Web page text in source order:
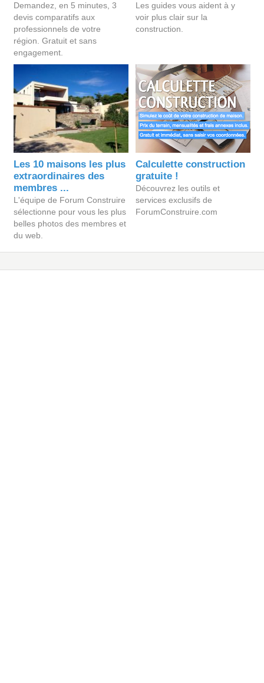
Demandez, en 5 minutes, 3
devis comparatifs aux
professionnels de votre
région. Gratuit et sans
engagement.
Les guides vous aident à y
voir plus clair sur la
construction.
Les 10 maisons les plus
extraordinaires des
membres ...
L'équipe de Forum Construire
sélectionne pour vous les plus
belles photos des membres et
du web.
Calculette construction
gratuite !
Découvrez les outils et
services exclusifs de
ForumConstruire.com